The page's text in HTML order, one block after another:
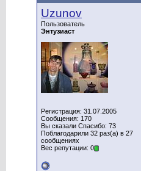
Uzunov
Пользователь
Энтузиаст
Регистрация: 31.07.2005
Сообщения: 170
Вы сказали Спасибо: 73
Поблагодарили 32 раз(а) в 27
сообщениях
Вес репутации: 0